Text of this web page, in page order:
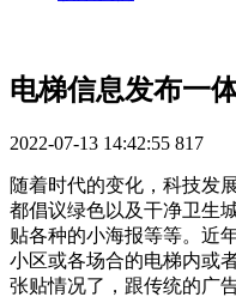
电梯信息发布一
2022-07-13 14:42:55 817
随着时代的变化，科技发
都倡议绿色以及干净卫生
贴各种的小海报等等。近
小区或各场合的电梯内或
张贴情况了，跟传统的广